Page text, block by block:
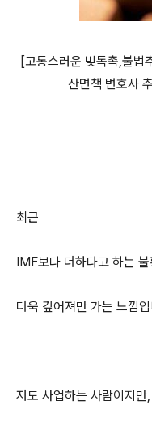
[고통스러운 빚독촉,불법
산면책 변호사
최근
IMF보다 더하다고 하는
더욱 깊어져만 가는 느낌
저도 사업하는 사람이지만,